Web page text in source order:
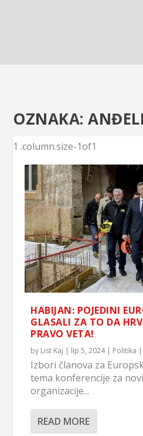
OZNAKA:
HABIJAN: POJEDINI
GLASALI ZA TO DA
PRAVO VETA!
by List Kaj | lip 5, 2024| Politika |
Izbori članova za
tema konferencije za
organizacije...
READ MORE